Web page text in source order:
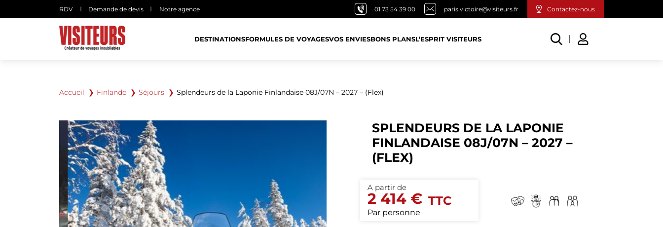
RDV Demande de devis Notre agence 01 73 54 39 00 paris.victoire@visiteurs.fr Contactez-nous
DESTINATIONSFORMULES DE VOYAGESVOS ENVIESBONS PLANSL’ESPRIT VISITEURS
Accueil Finlande Séjours Splendeurs de la Laponie Finlandaise 08J/07N – 2027 – (Flex)
SPLENDEURS DE LA LAPONIE
FINLANDAISE 08J/07N – 2027 –
(FLEX)
2 414 €
Par personne
Panneau de gestion des cookies